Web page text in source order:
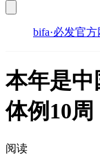
bifa·必发官
本年是
体例10周
阅读